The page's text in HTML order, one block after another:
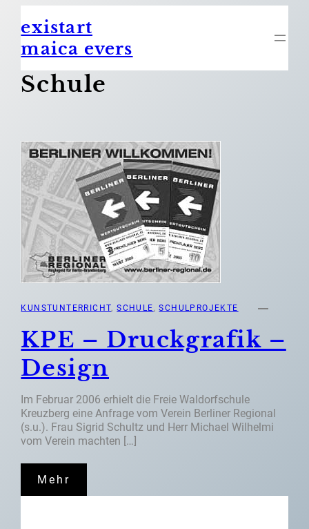
Inhalt
springen
existart
maica evers
Schule
KUNSTUNTERRICHT, SCHULE , SCHULPROJEKTE
KPE – Druckgrafik –
Design
Im Februar 2006 erhielt die Freie Waldorfschule
Kreuzberg eine Anfrage vom Verein Berliner Regional
(s.u.). Frau Sigrid Schultz und Herr Michael Wilhelmi
vom Verein machten […]
Mehr